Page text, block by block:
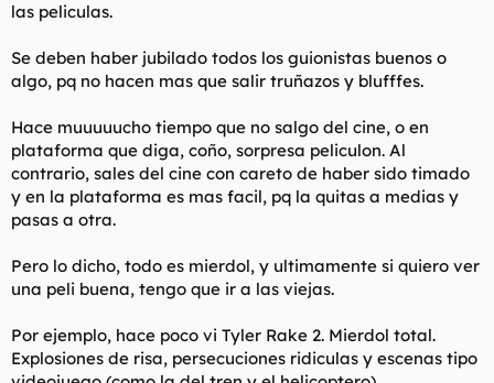
las peliculas.
Se deben haber jubilado todos los guionistas buenos o
algo, pq no hacen mas que salir truñazos y blufffes.
Hace muuuuucho tiempo que no salgo del cine, o en
plataforma que diga, coño, sorpresa peliculon. Al
contrario, sales del cine con careto de haber sido timado
y en la plataforma es mas facil, pq la quitas a medias y
pasas a otra.
Pero lo dicho, todo es mierdol, y ultimamente si quiero ver
una peli buena, tengo que ir a las viejas.
Por ejemplo, hace poco vi Tyler Rake 2. Mierdol total.
Explosiones de risa, persecuciones ridiculas y escenas tipo